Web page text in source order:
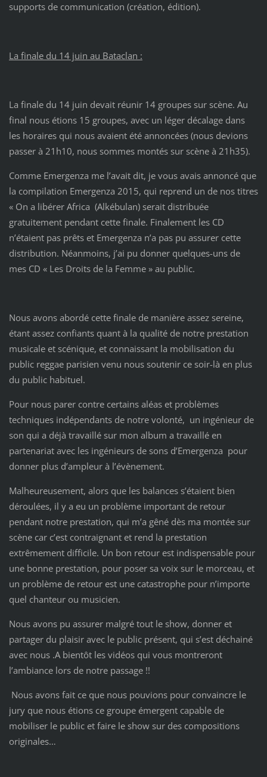
supports de communication (création, édition).
La finale du 14 juin au Bataclan :
La finale du 14 juin devait réunir 14 groupes sur scène. Au
final nous étions 15 groupes, avec un léger décalage dans
les horaires qui nous avaient été annoncées (nous devions
passer à 21h10, nous sommes montés sur scène à 21h35).
Comme Emergenza me l’avait dit, je vous avais annoncé que
la compilation Emergenza 2015, qui reprend un de nos titres
« On a libérer Africa (Alkébulan) serait distribuée
gratuitement pendant cette finale. Finalement les CD
n’étaient pas prêts et Emergenza n’a pas pu assurer cette
distribution. Néanmoins, j’ai pu donner quelques-uns de
mes CD « Les Droits de la Femme » au public.
Nous avons abordé cette finale de manière assez sereine,
étant assez confiants quant à la qualité de notre prestation
musicale et scénique, et connaissant la mobilisation du
public reggae parisien venu nous soutenir ce soir-là en plus
du public habituel.
Pour nous parer contre certains aléas et problèmes
techniques indépendants de notre volonté, un ingénieur de
son qui a déjà travaillé sur mon album a travaillé en
partenariat avec les ingénieurs de sons d’Emergenza pour
donner plus d’ampleur à l’évènement.
Malheureusement, alors que les balances s’étaient bien
déroulées, il y a eu un problème important de retour
pendant notre prestation, qui m’a gêné dès ma montée sur
scène car c’est contraignant et rend la prestation
extrêmement difficile. Un bon retour est indispensable pour
une bonne prestation, pour poser sa voix sur le morceau, et
un problème de retour est une catastrophe pour n’importe
quel chanteur ou musicien.
Nous avons pu assurer malgré tout le show, donner et
partager du plaisir avec le public présent, qui s’est déchainé
avec nous .A bientôt les vidéos qui vous montreront
l’ambiance lors de notre passage !!
Nous avons fait ce que nous pouvions pour convaincre le
jury que nous étions ce groupe émergent capable de
mobiliser le public et faire le show sur des compositions
originales…